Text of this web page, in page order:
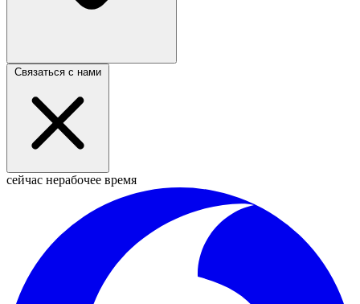
Связаться с нами
сейчас нерабочее время